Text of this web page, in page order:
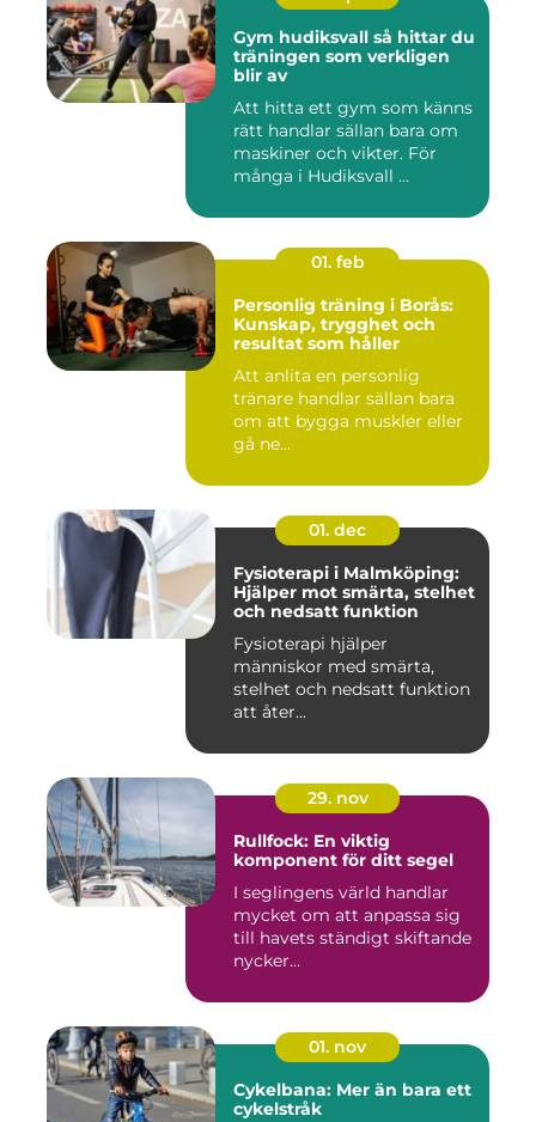
Gym hudiksvall så hittar du
träningen som verkligen
blir av
Att hitta ett gym som känns
rätt handlar sällan bara om
maskiner och vikter. För
många i Hudiksvall ...
01. feb
Personlig träning i Borås:
Kunskap, trygghet och
resultat som håller
Att anlita en personlig
tränare handlar sällan bara
om att bygga muskler eller
gå ne...
01. dec
Fysioterapi i Malmköping:
Hjälper mot smärta, stelhet
och nedsatt funktion
Fysioterapi hjälper
människor med smärta,
stelhet och nedsatt funktion
att åter...
29. nov
Rullfock: En viktig
komponent för ditt segel
I seglingens värld handlar
mycket om att anpassa sig
till havets ständigt skiftande
nycker...
01. nov
Cykelbana: Mer än bara ett
cykelstråk